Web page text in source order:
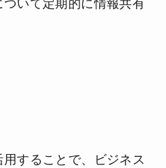
いて定期的に情報共有
することで、ビジネス